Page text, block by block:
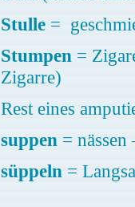
Stulle =
Stumpen =
Zigarre)
Rest eines
suppen =
süppeln =